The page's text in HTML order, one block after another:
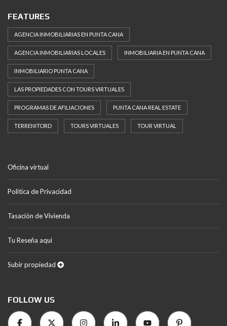
FEATURES
AGENCIA INMOBILIARIAS EN PUNTA CANA
AGENCIA INMOBILIARIAS LOCALES INMOBILIARIA EN PUNTA CANA
INMOBILIARIO PUNTA CANA
LAS PROPIEDADES CON TOURS VIRTUALES
PROGRAMAS DE AFILIACIONES PUNTA CANA REAL ESTATE
TERRENITORD TOURS VIRTUALES TOUR VIRTUAL
Oficina virtual
Política de Privacidad
Tasación de Vivienda
Tu Reseña aqui
Subir propiedad
FOLLOW US